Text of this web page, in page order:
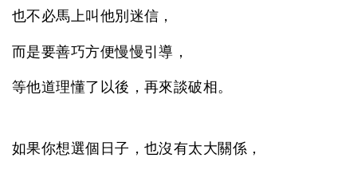
也不必馬上叫他別迷信，
而是要善巧方便慢慢引導，
等他道理懂了以後，再來談破相。
如果你想選個日子，也沒有太大關係，